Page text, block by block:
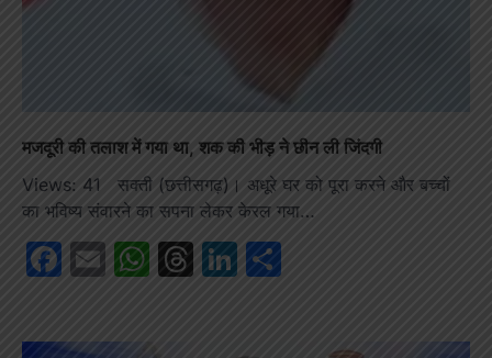
मजदूरी की तलाश में गया था, शक की भीड़ ने छीन ली जिंदगी
Views: 41 सक्ती (छत्तीसगढ़)। अधूरे घर को पूरा करने और बच्चों
का भविष्य संवारने का सपना लेकर केरल गया…
Facebook
EmailWhatsApp
Threads
LinkedIn